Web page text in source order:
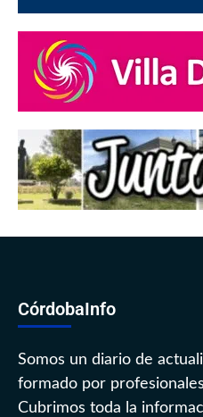
CórdobaInfo
Somos un diario de
formado por
Cubrimos toda la